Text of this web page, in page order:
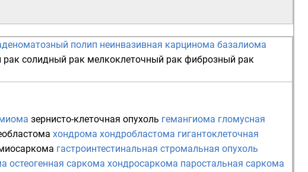
полип неинвазивная карцинома базалиома
рак солидный рак мелкоклеточный рак фиброзный рак
зернисто-клеточная опухоль гемангиома гломусная
хондрома хондробластома гигантоклеточная
гастроинтестинальная стромальная опухоль
остеогенная саркома хондросаркома паростальная саркома